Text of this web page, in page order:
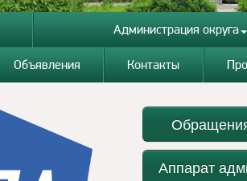
Администрация округа
Объявления Контакты
Аппарат